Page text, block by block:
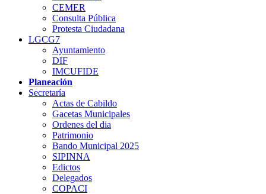
CEMER
Consulta Pública
Protesta Ciudadana
LGCG7
Ayuntamiento
DIF
IMCUFIDE
Planeación
Secretaría
Actas de Cabildo
Gacetas Municipales
Ordenes del dia
Patrimonio
Bando Municipal 2025
SIPINNA
Edictos
Delegados
COPACI